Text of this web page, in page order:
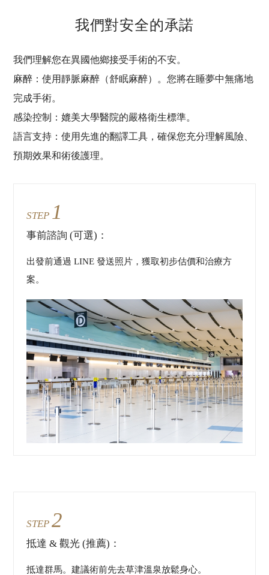
我們對安全的承諾
我們理解您在異國他鄉接受手術的不安。
麻醉：使用靜脈麻醉（舒眠麻醉）。您將在睡夢中無痛地
完成手術。
感染控制：媲美大學醫院的嚴格衛生標準。
語言支持：使用先進的翻譯工具，確保您充分理解風險、
預期效果和術後護理。
STEP 1
事前諮詢 (可選)：
出發前通過 LINE 發送照片，獲取初步估價和治療方
案。
STEP 2
抵達 & 觀光 (推薦)：
抵達群馬。建議術前先去草津溫泉放鬆身心。